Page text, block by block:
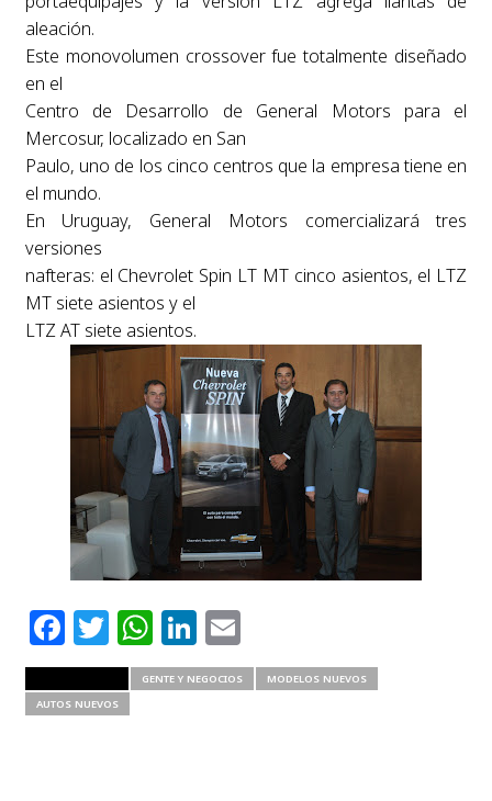
aleación.
Este monovolumen crossover fue totalmente diseñado
en el
Centro de Desarrollo de General Motors para el
Mercosur, localizado en San
Paulo, uno de los cinco centros que la empresa tiene en
el mundo.
En Uruguay, General Motors comercializará tres
versiones
nafteras: el Chevrolet Spin LT MT cinco asientos, el LTZ
MT siete asientos y el
LTZ AT siete asientos.
Facebook
Twitter
WhatsApp
LinkedIn
Email
GENTE Y NEGOCIOS
MODELOS NUEVOS
AUTOS NUEVOS